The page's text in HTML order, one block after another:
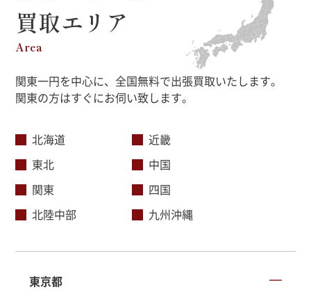
買取エリア
Area
関東一円を中心に、全国無料で出張買取いたします。
関東の方はすぐにお伺い致します。
北海道
東北
関東
北陸中部
近畿
中国
四国
九州沖縄
東京都